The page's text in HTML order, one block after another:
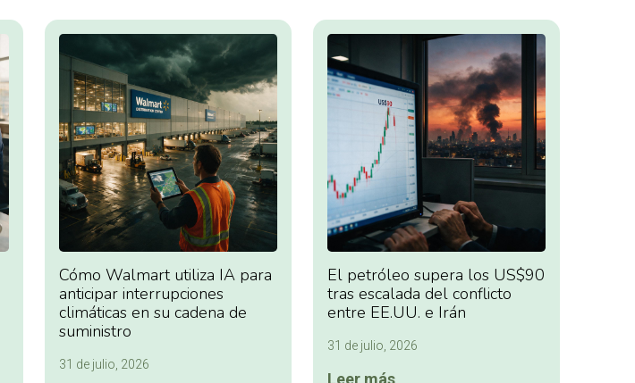
Cómo Walmart utiliza IA para
anticipar interrupciones
climáticas en su cadena de
suministro
31 de julio, 2026
El petróleo supera los US$90
tras escalada del conflicto
entre EE.UU. e Irán
31 de julio, 2026
Leer más